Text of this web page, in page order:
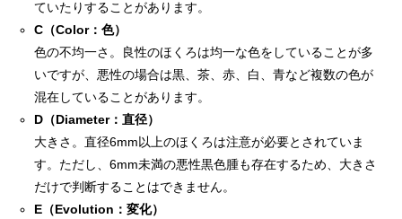
ていたりすることがあります。
C（Color：色）
色の不均一さ。良性のほくろは均一な色をしていることが多
いですが、悪性の場合は黒、茶、赤、白、青など複数の色が
混在していることがあります。
D（Diameter：直径）
大きさ。直径6mm以上のほくろは注意が必要とされていま
す。ただし、6mm未満の悪性黒色腫も存在するため、大きさ
だけで判断することはできません。
E（Evolution：変化）